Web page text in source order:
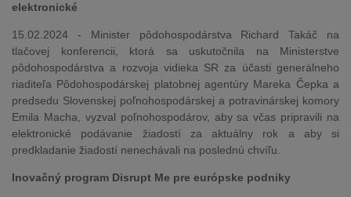
elektronické
15.02.2024 - Minister pôdohospodárstva Richard Takáč na
tlačovej konferencii, ktorá sa uskutočnila na Ministerstve
pôdohospodárstva a rozvoja vidieka SR za účasti generálneho
riaditeľa Pôdohospodárskej platobnej agentúry Mareka Čepka a
predsedu Slovenskej poľnohospodárskej a potravinárskej komory
Emila Macha, vyzval poľnohospodárov, aby sa včas pripravili na
elektronické podávanie žiadostí za aktuálny rok a aby si
predkladanie žiadostí nenechávali na poslednú chvíľu.
Inovačný program Disrupt Me pre európske podniky